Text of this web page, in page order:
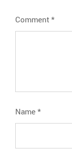
Comment*
Name*